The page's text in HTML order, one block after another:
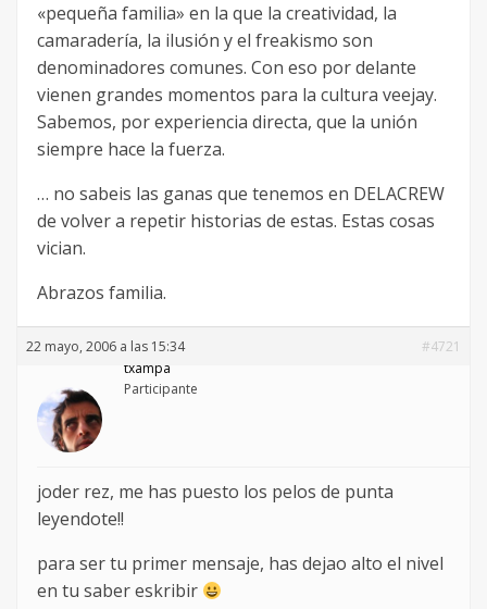
«pequeña familia» en la que la creatividad, la
camaradería, la ilusión y el freakismo son
denominadores comunes. Con eso por delante
vienen grandes momentos para la cultura veejay.
Sabemos, por experiencia directa, que la unión
siempre hace la fuerza.
… no sabeis las ganas que tenemos en DELACREW
de volver a repetir historias de estas. Estas cosas
vician.
Abrazos familia.
22 mayo, 2006 a las 15:34
#4721
txampa
Participante
joder rez, me has puesto los pelos de punta
leyendote!!
para ser tu primer mensaje, has dejao alto el nivel
en tu saber eskribir